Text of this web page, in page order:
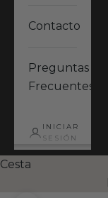
Contacto
Preguntas
Frecuentes
INICIAR
SESIÓN
Cesta